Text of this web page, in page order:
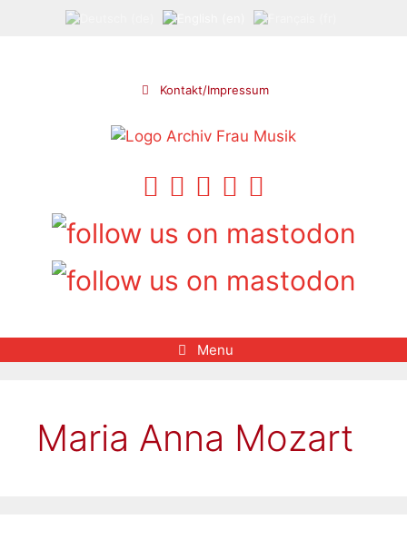
Kontakt/Impressum
Menu
Maria Anna Mozart